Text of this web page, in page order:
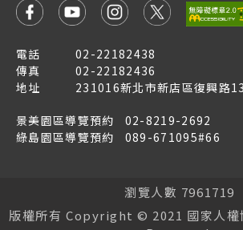
點
電話
02-22182438
傳真
02-22182436
地址
231016新北市新店區復興路
景美園區導覽預約
02-8219-2692
綠島園區導覽預約
089-671095#66
瀏覽人數 7961719
版權所有 Copyright © 2021 國家人